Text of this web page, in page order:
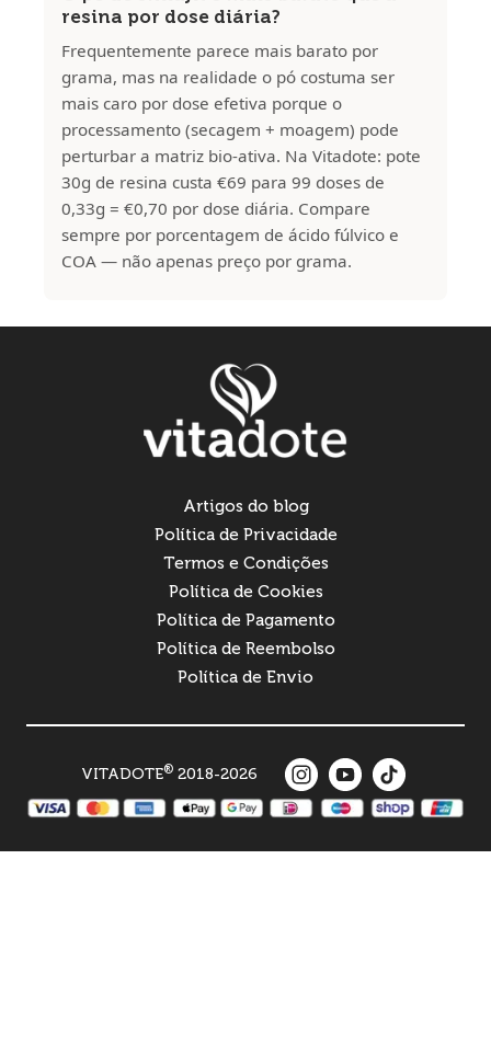
resina por dose diária?
Frequentemente parece mais barato por
grama, mas na realidade o pó costuma ser
mais caro por dose efetiva porque o
processamento (secagem + moagem) pode
perturbar a matriz bio-ativa. Na Vitadote: pote
30g de resina custa €69 para 99 doses de
0,33g = €0,70 por dose diária. Compare
sempre por porcentagem de ácido fúlvico e
COA — não apenas preço por grama.
Artigos do blog
Política de Privacidade
Termos e Condições
Política de Cookies
Política de Pagamento
Política de Reembolso
Política de Envio
VITADOTE®2018-2026